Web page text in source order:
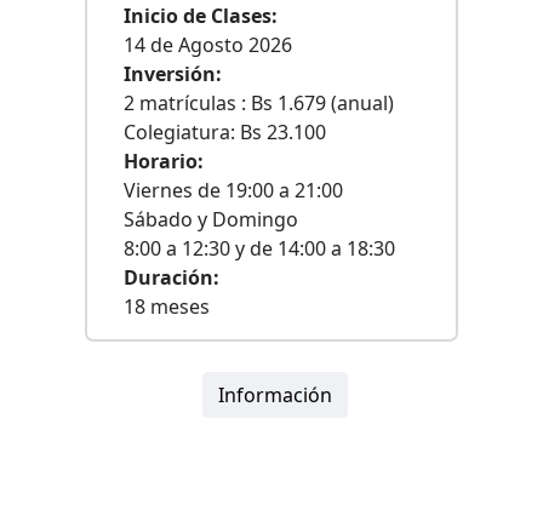
Inicio de Clases:
14 de Agosto 2026
Inversión:
2 matrículas : Bs 1.679 (anual)
Colegiatura: Bs 23.100
Horario:
Viernes de 19:00 a 21:00
Sábado y Domingo
8:00 a 12:30 y de 14:00 a 18:30
Duración:
18 meses
Información